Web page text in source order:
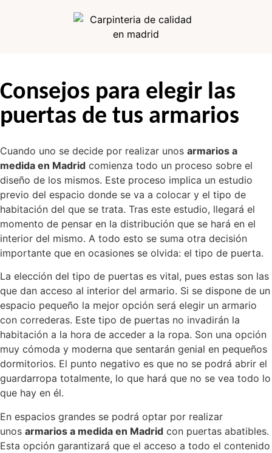
Consejos para elegir las
puertas de tus armarios
Cuando uno se decide por realizar unos armarios a
medida en Madrid comienza todo un proceso sobre el
diseño de los mismos. Este proceso implica un estudio
previo del espacio donde se va a colocar y el tipo de
habitación del que se trata. Tras este estudio, llegará el
momento de pensar en la distribución que se hará en el
interior del mismo. A todo esto se suma otra decisión
importante que en ocasiones se olvida: el tipo de puerta.
La elección del tipo de puertas es vital, pues estas son las
que dan acceso al interior del armario. Si se dispone de un
espacio pequeño la mejor opción será elegir un armario
con correderas. Este tipo de puertas no invadirán la
habitación a la hora de acceder a la ropa. Son una opción
muy cómoda y moderna que sentarán genial en pequeños
dormitorios. El punto negativo es que no se podrá abrir el
guardarropa totalmente, lo que hará que no se vea todo lo
que hay en él.
En espacios grandes se podrá optar por realizar
unos armarios a medida en Madrid con puertas abatibles.
Esta opción garantizará que el acceso a todo el contenido